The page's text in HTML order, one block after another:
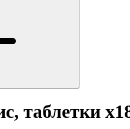
таблетки